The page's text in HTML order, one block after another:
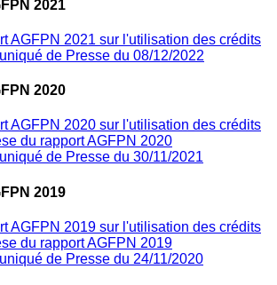
2021
AGFPN 2021 sur l'utilisation des crédits
de Presse du 08/12/2022
2020
AGFPN 2020 sur l'utilisation des crédits
du rapport AGFPN 2020
de Presse du 30/11/2021
2019
AGFPN 2019 sur l'utilisation des crédits
du rapport AGFPN 2019
de Presse du 24/11/2020